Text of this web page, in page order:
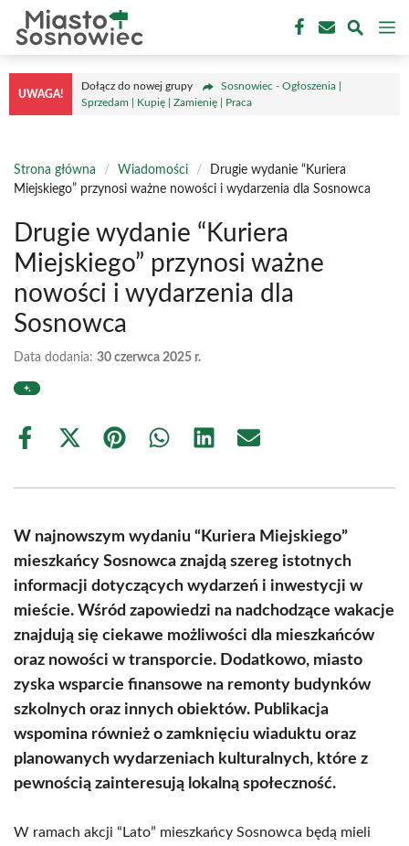
Przejdź
treści
UWAGA!
Dołącz do nowej grupy
Sosnowiec - Ogłoszenia |
Sprzedam | Kupię | Zamienię | Praca
Strona główna / Wiadomości /
Drugie wydanie “Kuriera
Miejskiego” przynosi ważne nowości i wydarzenia dla Sosnowca
Drugie wydanie “Kuriera
Miejskiego” przynosi ważne
nowości i wydarzenia dla
Sosnowca
Data dodania: 30 czerwca 2025 r.
Share
Share
(Twitter)
Share Share Share Share
W najnowszym wydaniu “Kuriera Miejskiego”
mieszkańcy Sosnowca znajdą szereg istotnych
informacji dotyczących wydarzeń i inwestycji w
mieście. Wśród zapowiedzi na nadchodzące wakacje
znajdują się ciekawe możliwości dla mieszkańców
oraz nowości w transporcie. Dodatkowo, miasto
zyska wsparcie finansowe na remonty budynków
szkolnych oraz innych obiektów. Publikacja
wspomina również o zamknięciu wiaduktu oraz
planowanych wydarzeniach kulturalnych, które z
pewnością zainteresują lokalną społeczność.
W ramach akcji “Lato” mieszkańcy Sosnowca będą mieli